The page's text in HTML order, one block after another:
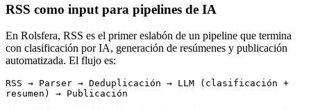
RSS como input para pipelines de IA
En Rolsfera, RSS es el primer eslabón de un pipeline que termina
con clasificación por IA, generación de resúmenes y publicación
automatizada. El flujo es:
RSS → Parser → Deduplicación → LLM (clasificación +
resumen) → Publicación